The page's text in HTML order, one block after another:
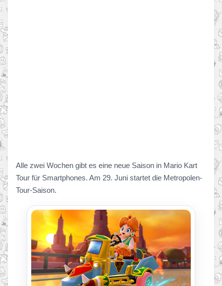
Alle zwei Wochen gibt es eine neue Saison in Mario Kart
Tour für Smartphones. Am 29. Juni startet die Metropolen-
Tour-Saison.